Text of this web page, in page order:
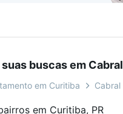
a alteração sem aviso prévio.
buscas em Cabral
em Curitiba Cabral
em Curitiba, PR